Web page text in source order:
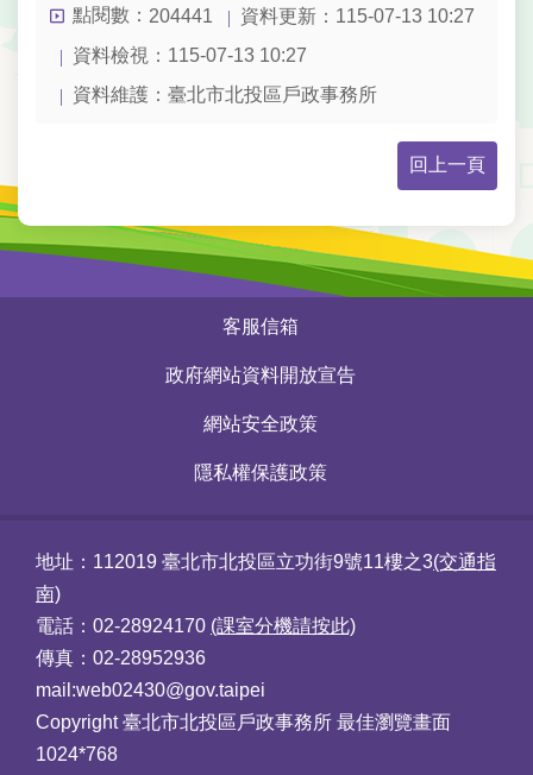
點閱數： 204441 資料更新： 115-07-13 10:27
資料檢視： 115-07-13 10:27
資料維護： 臺北市北投區戶政事務所
回上一頁
客服信箱
政府網站資料開放宣告
網站安全政策
隱私權保護政策
地址：112019 臺北市北投區立功街9號11樓之3(交通指
南)
電話：02-28924170 (課室分機請按此)
傳真：02-28952936
mail:web02430@gov.taipei
Copyright 臺北市北投區戶政事務所 最佳瀏覽畫面
1024*768